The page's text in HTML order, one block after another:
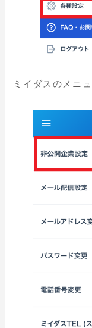
ミイダスのメニ